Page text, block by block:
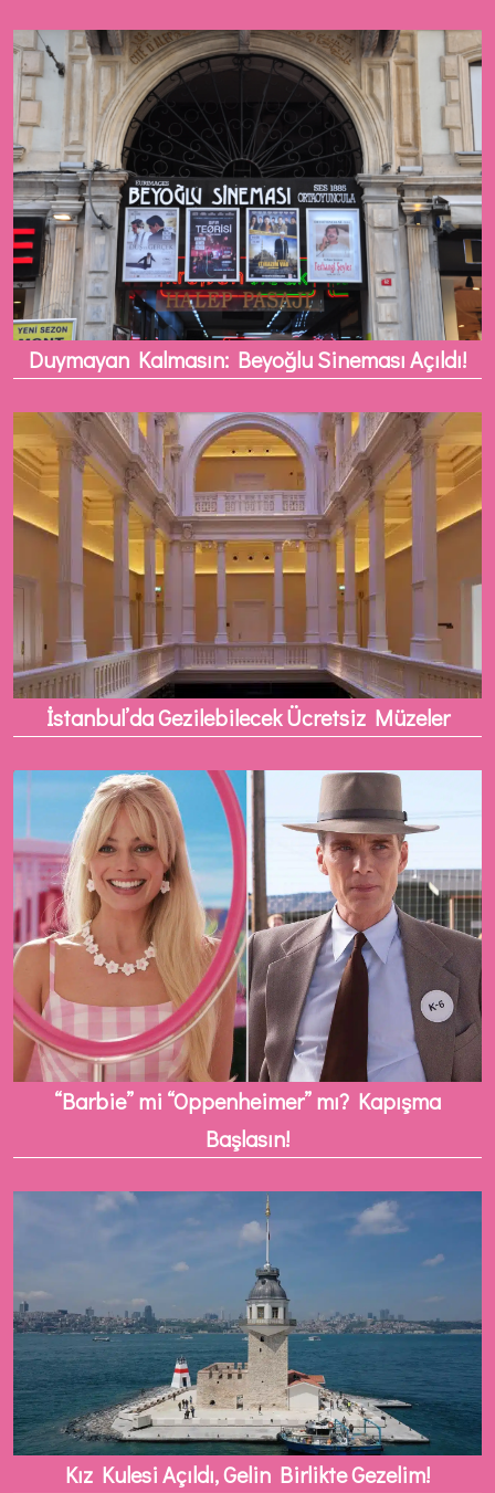
Duymayan Kalmasın: Beyoğlu Sineması Açıldı!
İstanbul’da Gezilebilecek Ücretsiz Müzeler
“Barbie” mi “Oppenheimer” mı? Kapışma
Başlasın!
Kız Kulesi Açıldı, Gelin Birlikte Gezelim!